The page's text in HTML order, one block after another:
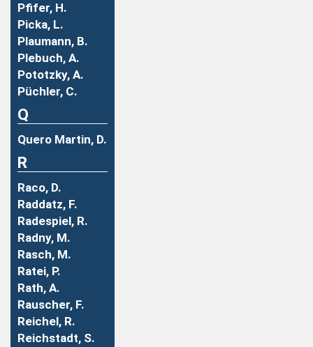
Pfifer, H.
Picka, L.
Plaumann, B.
Plebuch, A.
Pototzky, A.
Püchler, C.
Q
Quero Martin, D.
R
Raco, D.
Raddatz, F.
Radespiel, R.
Radny, M.
Rasch, M.
Ratei, P.
Rath, A.
Rauscher, F.
Reichel, R.
Reichstadt, S.